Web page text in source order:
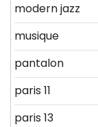
modern jazz
musique
pantalon
paris 11
paris 13